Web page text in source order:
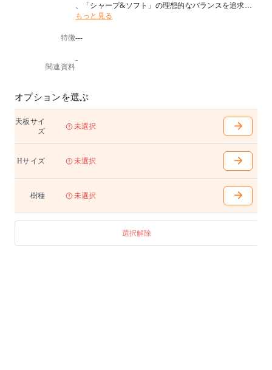
、「シャープ&ソフト」の理想的なバランスを追求し
た「テン」。
い部分まで緻密にデザインされた脚部にもご注目くだ
いつもと違う高さが、ワークスペースに新鮮な印象を
椅子、テーブルともにタモ材は北海道産を使用してい
ます。
W1500〜2700mm(100mm間隔で選択可能)
0)mm
脚内はW1500の場合は1135mm、W1600〜1700の場合は
1235mm、W1800〜2000の場合は1285mm、W2100〜23
00の場合は1555mm、W2400〜2700の場合は1835mmと
アジャスター付き
テーブル天板はランダムマッチです。
もっと見る
特徴---
関連資料
-
オプションを選ぶ
天板サイ
ズ
未選択
Hサイズ 未選択
樹種 未選択
選択解除